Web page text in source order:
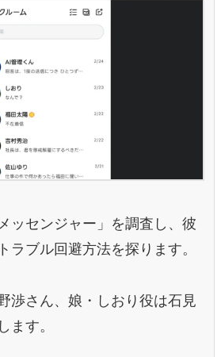
ッセンジャー」を調査し、彼
ラブル回避方法を探ります。
渉さん、娘・しおり役は石見
す。